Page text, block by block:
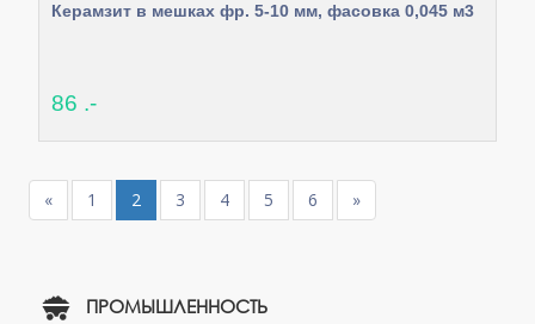
Керамзит в мешках фр. 5-10 мм, фасовка 0,045 м3
86 .-
« 1 2 3 4 5 6 »
ПРОМЫШЛЕННОСТЬ